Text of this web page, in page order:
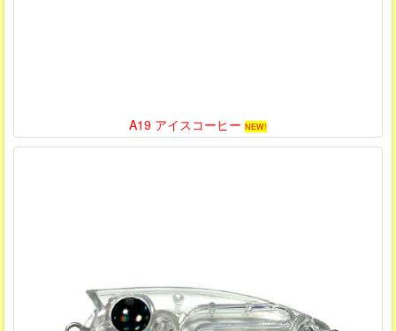
A19 アイスコーヒー NEW!